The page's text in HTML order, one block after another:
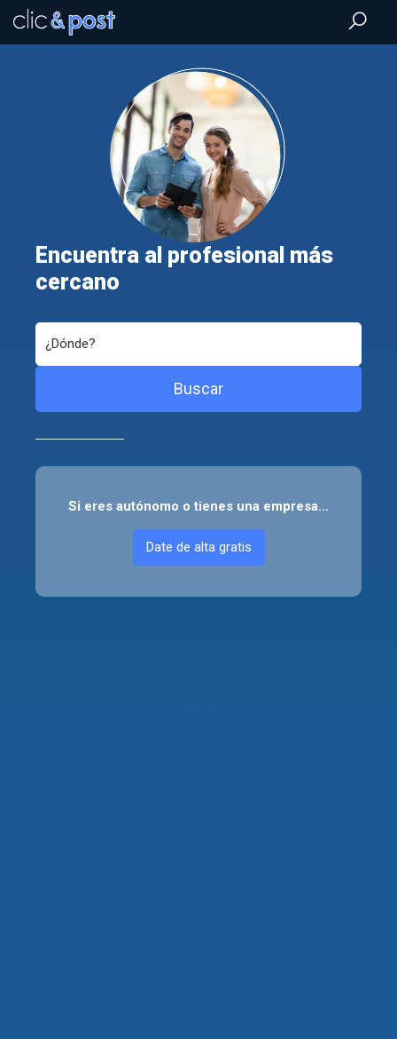
Saltar
contenido
Encuentra al profesional más
cercano
Si eres autónomo o tienes una empresa…
Date de alta gratis